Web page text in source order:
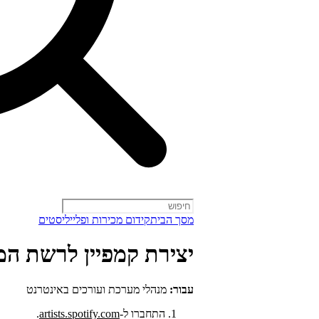
מסך הביתקידום מכירות ופלייליסטים
יצירת קמפיין לרשת
עבור: מנהלי מערכת ועורכים באינטרנט
התחברו ל-artists.spotify.com
.